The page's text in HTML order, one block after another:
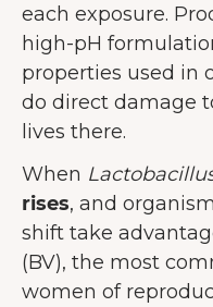
each exposure.
high-pH
properties used in
do direct damage
lives there.
When
rises, and
shift take
(BV), the most
women of